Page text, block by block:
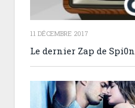
11 DÉCEMBRE 2017
Le dernier Zap de Spi0n